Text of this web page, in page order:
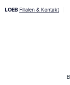
LOEB Filialen & Kontakt